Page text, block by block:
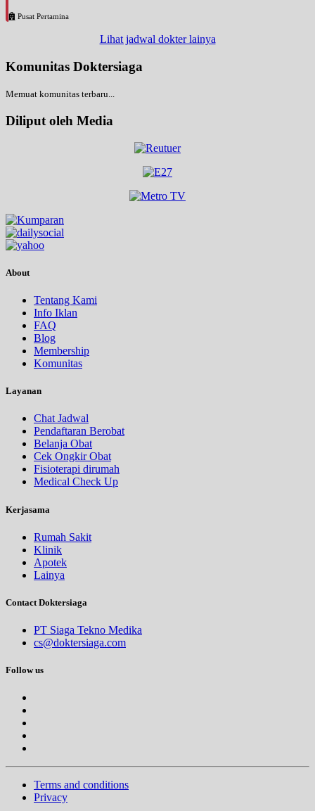
Pusat Pertamina
Lihat jadwal dokter lainya
Komunitas Doktersiaga
Memuat komunitas terbaru...
Diliput oleh Media
About
Tentang Kami
Info Iklan
FAQ
Blog
Membership
Komunitas
Layanan
Chat Jadwal
Pendaftaran Berobat
Belanja Obat
Cek Ongkir Obat
Fisioterapi dirumah
Medical Check Up
Kerjasama
Rumah Sakit
Klinik
Apotek
Lainya
Contact Doktersiaga
PT Siaga Tekno Medika
cs@doktersiaga.com
Follow us
Terms and conditions
Privacy